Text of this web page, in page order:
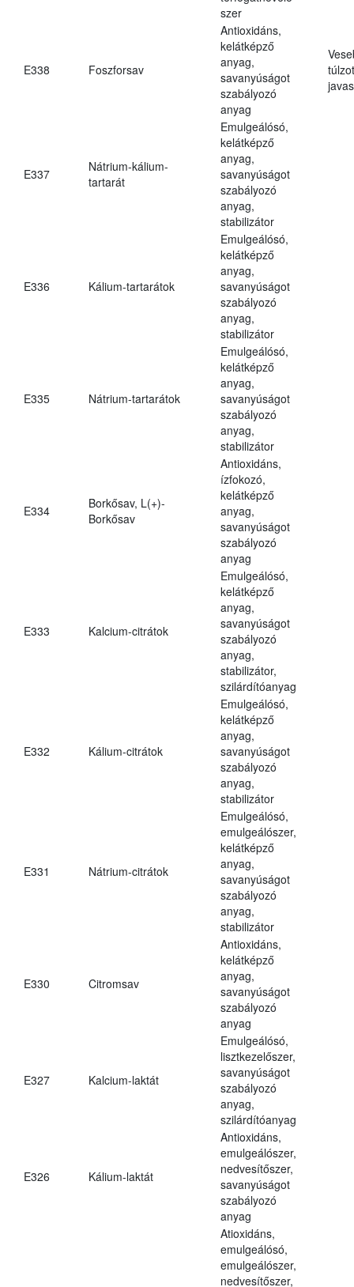
szer
E338 Foszforsav
Antioxidáns,
kelátképző
anyag,
savanyúságot
szabályozó
anyag
E337
Nátrium-kálium-
tartarát
Emulgeálósó,
kelátképző
anyag,
savanyúságot
szabályozó
anyag,
stabilizátor
E336 Kálium-tartarátok
Emulgeálósó,
kelátképző
anyag,
savanyúságot
szabályozó
anyag,
stabilizátor
E335 Nátrium-tartarátok
Emulgeálósó,
kelátképző
anyag,
savanyúságot
szabályozó
anyag,
stabilizátor
E334
Borkősav, L(+)-
Borkősav
Antioxidáns,
ízfokozó,
kelátképző
anyag,
savanyúságot
szabályozó
anyag
E333 Kalcium-citrátok
Emulgeálósó,
kelátképző
anyag,
savanyúságot
szabályozó
anyag,
stabilizátor,
szilárdítóanyag
E332 Kálium-citrátok
Emulgeálósó,
kelátképző
anyag,
savanyúságot
szabályozó
anyag,
stabilizátor
E331 Nátrium-citrátok
Emulgeálósó,
emulgeálószer,
kelátképző
anyag,
savanyúságot
szabályozó
anyag,
stabilizátor
E330 Citromsav
Antioxidáns,
kelátképző
anyag,
savanyúságot
szabályozó
anyag
E327 Kalcium-laktát
Emulgeálósó,
lisztkezelőszer,
savanyúságot
szabályozó
anyag,
szilárdítóanyag
E326 Kálium-laktát
Antioxidáns,
emulgeálószer,
nedvesítőszer,
savanyúságot
szabályozó
anyag
Atioxidáns,
emulgeálósó,
emulgeálószer,
nedvesítőszer,